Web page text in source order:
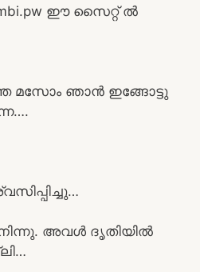
ഈ സൈറ്റ് ൽ
മസോം ഞാൻ ഇങ്ങോട്ടു
അവൾ ദൃതിയിൽ